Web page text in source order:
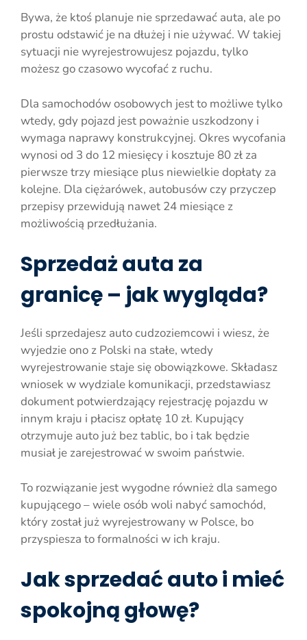
Bywa, że ktoś planuje nie sprzedawać auta, ale po
prostu odstawić je na dłużej i nie używać. W takiej
sytuacji nie wyrejestrowujesz pojazdu, tylko
możesz go czasowo wycofać z ruchu.
Dla samochodów osobowych jest to możliwe tylko
wtedy, gdy pojazd jest poważnie uszkodzony i
wymaga naprawy konstrukcyjnej. Okres wycofania
wynosi od 3 do 12 miesięcy i kosztuje 80 zł za
pierwsze trzy miesiące plus niewielkie dopłaty za
kolejne. Dla ciężarówek, autobusów czy przyczep
przepisy przewidują nawet 24 miesiące z
możliwością przedłużania.
Sprzedaż auta za
granicę – jak wygląda?
Jeśli sprzedajesz auto cudzoziemcowi i wiesz, że
wyjedzie ono z Polski na stałe, wtedy
wyrejestrowanie staje się obowiązkowe. Składasz
wniosek w wydziale komunikacji, przedstawiasz
dokument potwierdzający rejestrację pojazdu w
innym kraju i płacisz opłatę 10 zł. Kupujący
otrzymuje auto już bez tablic, bo i tak będzie
musiał je zarejestrować w swoim państwie.
To rozwiązanie jest wygodne również dla samego
kupującego – wiele osób woli nabyć samochód,
który został już wyrejestrowany w Polsce, bo
przyspiesza to formalności w ich kraju.
Jak sprzedać auto i mieć
spokojną głowę?